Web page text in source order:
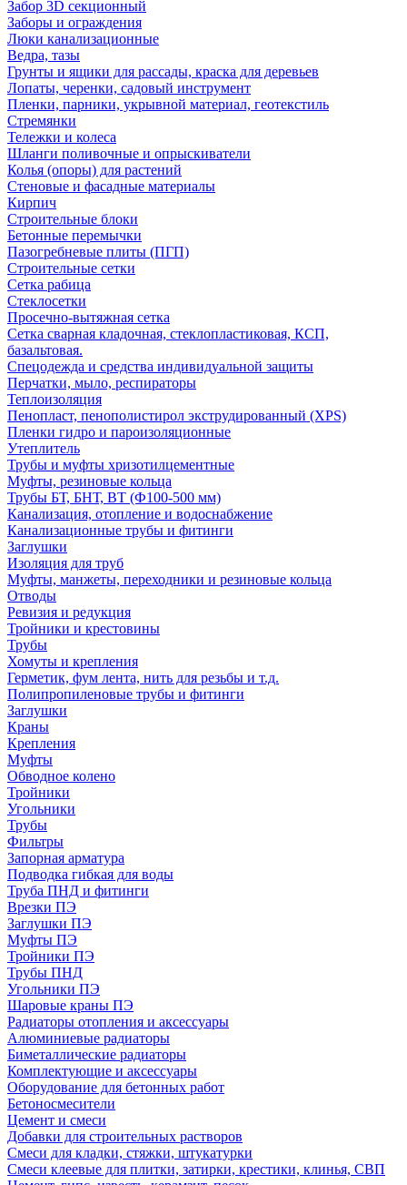
Забор 3D секционный
Заборы и ограждения
Люки канализационные
Ведра, тазы
Грунты и ящики для рассады, краска для деревьев
Лопаты, черенки, садовый инструмент
Пленки, парники, укрывной материал, геотекстиль
Стремянки
Тележки и колеса
Шланги поливочные и опрыскиватели
Колья (опоры) для растений
Стеновые и фасадные материалы
Кирпич
Строительные блоки
Бетонные перемычки
Пазогребневые плиты (ПГП)
Строительные сетки
Сетка рабица
Стеклосетки
Просечно-вытяжная сетка
Сетка сварная кладочная, стеклопластиковая, КСП,
базальтовая.
Спецодежда и средства индивидуальной защиты
Перчатки, мыло, респираторы
Теплоизоляция
Пенопласт, пенополистирол экструдированный (XPS)
Пленки гидро и пароизоляционные
Утеплитель
Трубы и муфты хризотилцементные
Муфты, резиновые кольца
Трубы БТ, БНТ, ВТ (Ф100-500 мм)
Канализация, отопление и водоснабжение
Канализационные трубы и фитинги
Заглушки
Изоляция для труб
Муфты, манжеты, переходники и резиновые кольца
Отводы
Ревизия и редукция
Тройники и крестовины
Трубы
Хомуты и крепления
Герметик, фум лента, нить для резьбы и т.д.
Полипропиленовые трубы и фитинги
Заглушки
Краны
Крепления
Муфты
Обводное колено
Тройники
Угольники
Трубы
Фильтры
Запорная арматура
Подводка гибкая для воды
Труба ПНД и фитинги
Врезки ПЭ
Заглушки ПЭ
Муфты ПЭ
Тройники ПЭ
Трубы ПНД
Угольники ПЭ
Шаровые краны ПЭ
Радиаторы отопления и аксессуары
Алюминиевые радиаторы
Биметаллические радиаторы
Комплектующие и аксессуары
Оборудование для бетонных работ
Бетоносмесители
Цемент и смеси
Добавки для строительных растворов
Смеси для кладки, стяжки, штукатурки
Смеси клеевые для плитки, затирки, крестики, клинья, СВП